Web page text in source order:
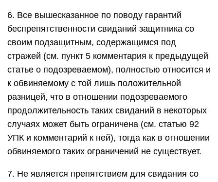
6. Все вышесказанное по поводу гарантий
беспрепятственности свиданий защитника со
своим подзащитным, содержащимся под
стражей (см. пункт 5 комментария к предыдущей
статье о подозреваемом), полностью относится и
к обвиняемому с той лишь положительной
разницей, что в отношении подозреваемого
продолжительность таких свиданий в некоторых
случаях может быть ограничена (см. статью 92
УПК и комментарий к ней), тогда как в отношении
обвиняемого таких ограничений не существует.
7. Не является препятствием для свидания со